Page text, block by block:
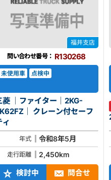
福井支店
問い合わせ番号： R130268
未使用車 点検中
菱 ｜ファイター｜2KG-
｜ クレーン付セーフ
ィ
年式 令和8年5月
走行距離 2,450km
検討中 問合せ